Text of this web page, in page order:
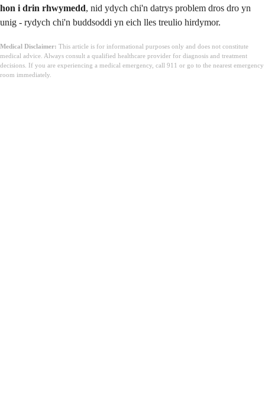
hon i drin rhwymedd, nid ydych chi'n datrys problem dros dro yn
unig - rydych chi'n buddsoddi yn eich lles treulio hirdymor.
Medical Disclaimer: This article is for informational purposes only and does not constitute
medical advice. Always consult a qualified healthcare provider for diagnosis and treatment
decisions. If you are experiencing a medical emergency, call 911 or go to the nearest emergency
room immediately.